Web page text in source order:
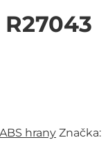
ABS hrany Značka: